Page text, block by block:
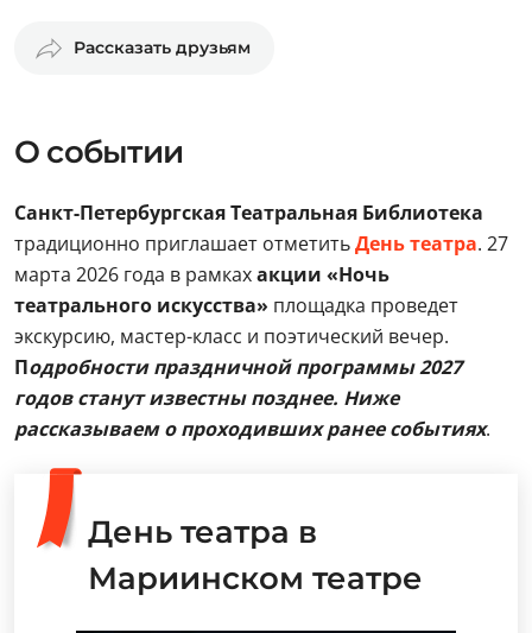
Рассказать друзьям
О событии
Санкт-Петербургская Театральная Библиотека
традиционно приглашает отметитьДень театра. 27
марта 2026 года в рамкахакции «Ночь
театрального искусства» площадка проведет
экскурсию, мастер-класс и поэтический вечер.
Подробности праздничной программы 2027
годов станут известны позднее. Ниже
рассказываем о проходивших ранее событиях.
День театра в
Мариинском театре